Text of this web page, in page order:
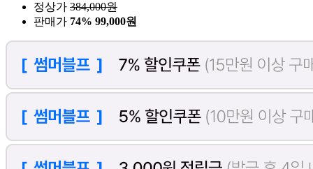
정상가 384,000원
판매가 74% 99,000원